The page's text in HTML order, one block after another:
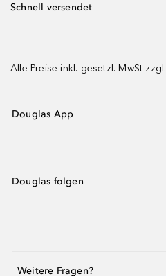
Schnell versendet
Alle Preise inkl. gesetzl. MwSt zzgl.
Douglas App
Douglas folgen
Weitere Fragen?